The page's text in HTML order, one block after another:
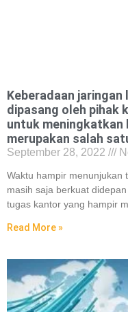
Keberadaan
dipasang oleh pihak
untuk meningkatkan
merupakan salah
September 28, 2022
Waktu hampir menunjukan
masih saja berkuat
tugas kantor yang hampir
Read More »